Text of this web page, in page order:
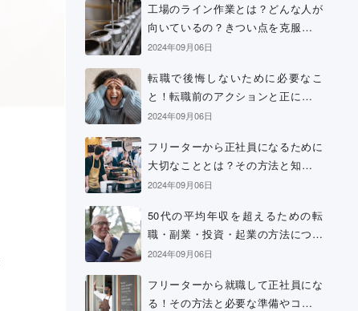
工場のライン作業とは？どんな人が
向いているの？きつい点を克服する
方法などを解説
2024年09月06日
転職で後悔しないために必要なこ
と！転職前のアクションと正に後悔
中の場合の解決策
2024年09月06日
フリーターから正社員になるために
大切なこととは？その方法と知って
おきたい心構え
2024年09月06日
50代の平均年収を超えるための転
職・副業・投資・起業の方法につい
て
2024年09月06日
フリーターから就職して正社員にな
る！その方法と必要な準備やコツに